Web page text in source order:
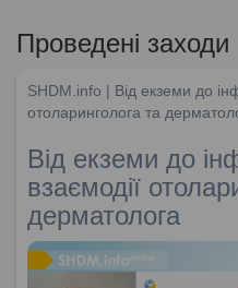
Проведені заходи
SHDM.info | Від екземи до
отоларинголога та
Від екземи до
взаємодії
дерматолога